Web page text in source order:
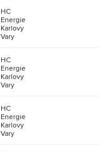
HC
Energie
Karlovy
Vary
HC
Energie
Karlovy
Vary
HC
Energie
Karlovy
Vary